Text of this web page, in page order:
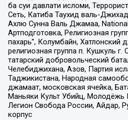
ба суи давлати исломи,
Сеть, Катиба Таухид валь-
Ахлю Сунна Валь Джамаа,
Артподготовка, Религиозная
пахарь”, Колумбайн, Хатлонский
религиозная группа п. Кушкуль
татарский добровольческий
Челебиджихана, Азов, Партия
Таджикистана, Народная
джамаат, московская ячейка,
Маньяки Культ Убийц, Молодёжь
Легион Свобода России, Айдар,
корпус